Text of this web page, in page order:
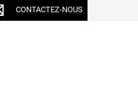
CONTACTEZ-NOUS